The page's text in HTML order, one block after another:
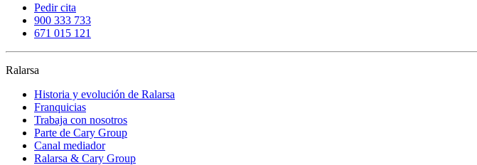
Pedir cita
900 333 733
671 015 121
Ralarsa
Historia y evolución de Ralarsa
Franquicias
Trabaja con nosotros
Parte de Cary Group
Canal mediador
Ralarsa & Cary Group